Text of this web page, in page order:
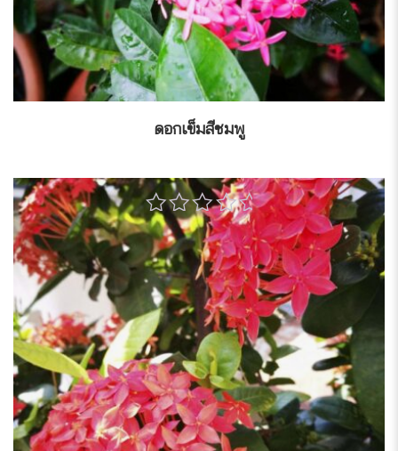
ดอกเข็มสีชมพู
0
out
of
5